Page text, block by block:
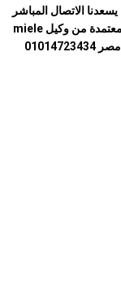
الاتصال المباشر
في مصر، شهادة ضمان معتمدة من وكيل miele